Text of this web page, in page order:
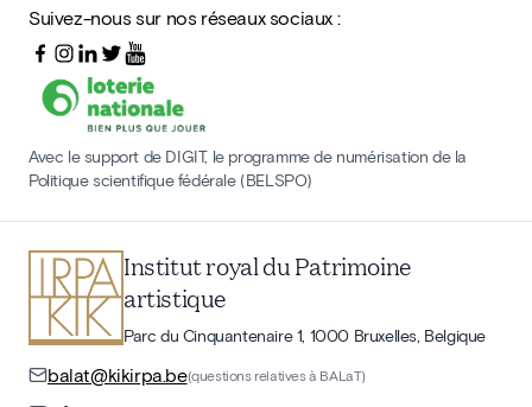
Suivez-nous sur nos réseaux sociaux :
Avec le support de DIGIT, le programme de numérisation de la
Politique scientifique fédérale (BELSPO)
Institut royal du Patrimoine
artistique
Parc du Cinquantenaire 1, 1000 Bruxelles, Belgique
balat@kikirpa.be(questions relatives à BALaT)